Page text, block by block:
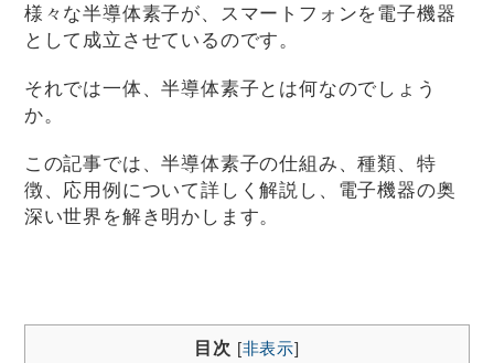
様々な半導体素子が、スマートフォンを電子機器
として成立させているのです。
それでは一体、半導体素子とは何なのでしょう
か。
この記事では、半導体素子の仕組み、種類、特
徴、応用例について詳しく解説し、電子機器の奥
深い世界を解き明かします。
目次 [非表示]